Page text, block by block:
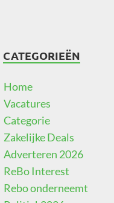
CATEGORIEËN
Home
Vacatures
Categorie
Zakelijke Deals
Adverteren 2026
ReBo Interest
Rebo onderneemt